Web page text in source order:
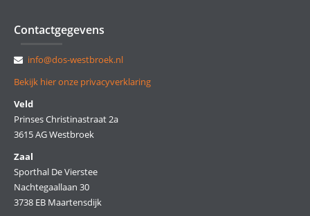
Contactgegevens
info@dos-westbroek.nl
Bekijk hier onze privacyverklaring
Veld
Prinses Christinastraat 2a
3615 AG Westbroek
Zaal
Sporthal De Vierstee
Nachtegaallaan 30
3738 EB Maartensdijk